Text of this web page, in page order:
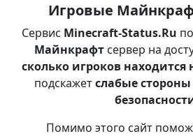
Игровые
Сервис Minecraft-Status.Ru
Майнкрафтсервер на
сколько игроков находится
подскажетслабые
Помимо этого сайт